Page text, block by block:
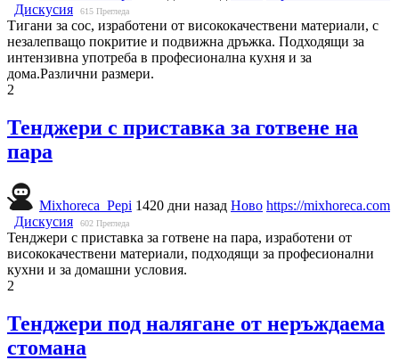
Дискусия
615 Прегледа
Тигани за сос, изработени от висококачествени материали, с
незалепващо покритие и подвижна дръжка. Подходящи за
интензивна употреба в професионална кухня и за
дома.Различни размери.
2
Тенджери с приставка за готвене на
пара
Mixhoreca_Pepi 1420 дни назад Ново https://mixhoreca.com
Дискусия
602 Прегледа
Тенджери с приставка за готвене на пара, изработени от
висококачествени материали, подходящи за професионални
кухни и за домашни условия.
2
Тенджери под налягане от неръждаема
стомана